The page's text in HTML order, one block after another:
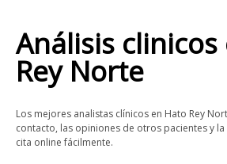
Análisis clinicos
Rey Norte
Los mejores analistas clínicos en Hato Rey
contacto, las opiniones de otros pacientes y
cita online fácilmente.